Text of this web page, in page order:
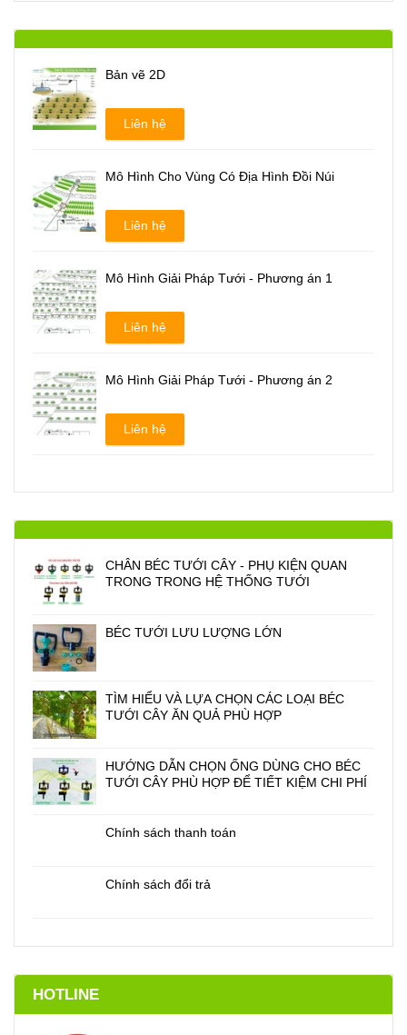
Bản vẽ 2D
Liên hệ
Mô Hình Cho Vùng Có Địa Hình Đồi Núi
Liên hệ
Mô Hình Giải Pháp Tưới - Phương án 1
Liên hệ
Mô Hình Giải Pháp Tưới - Phương án 2
Liên hệ
CHÂN BÉC TƯỚI CÂY - PHỤ KIỆN QUAN
TRONG TRONG HỆ THỐNG TƯỚI
BÉC TƯỚI LƯU LƯỢNG LỚN
TÌM HIỂU VÀ LỰA CHỌN CÁC LOẠI BÉC
TƯỚI CÂY ĂN QUẢ PHÙ HỢP
HƯỚNG DẪN CHỌN ỐNG DÙNG CHO BÉC
TƯỚI CÂY PHÙ HỢP ĐỂ TIẾT KIỆM CHI PHÍ
Chính sách thanh toán
Chính sách đổi trả
HOTLINE